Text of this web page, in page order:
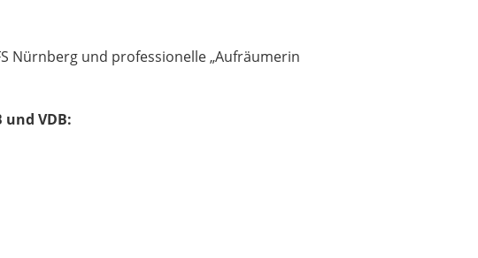
Nürnberg und professionelle „Aufräumerin
und VDB: